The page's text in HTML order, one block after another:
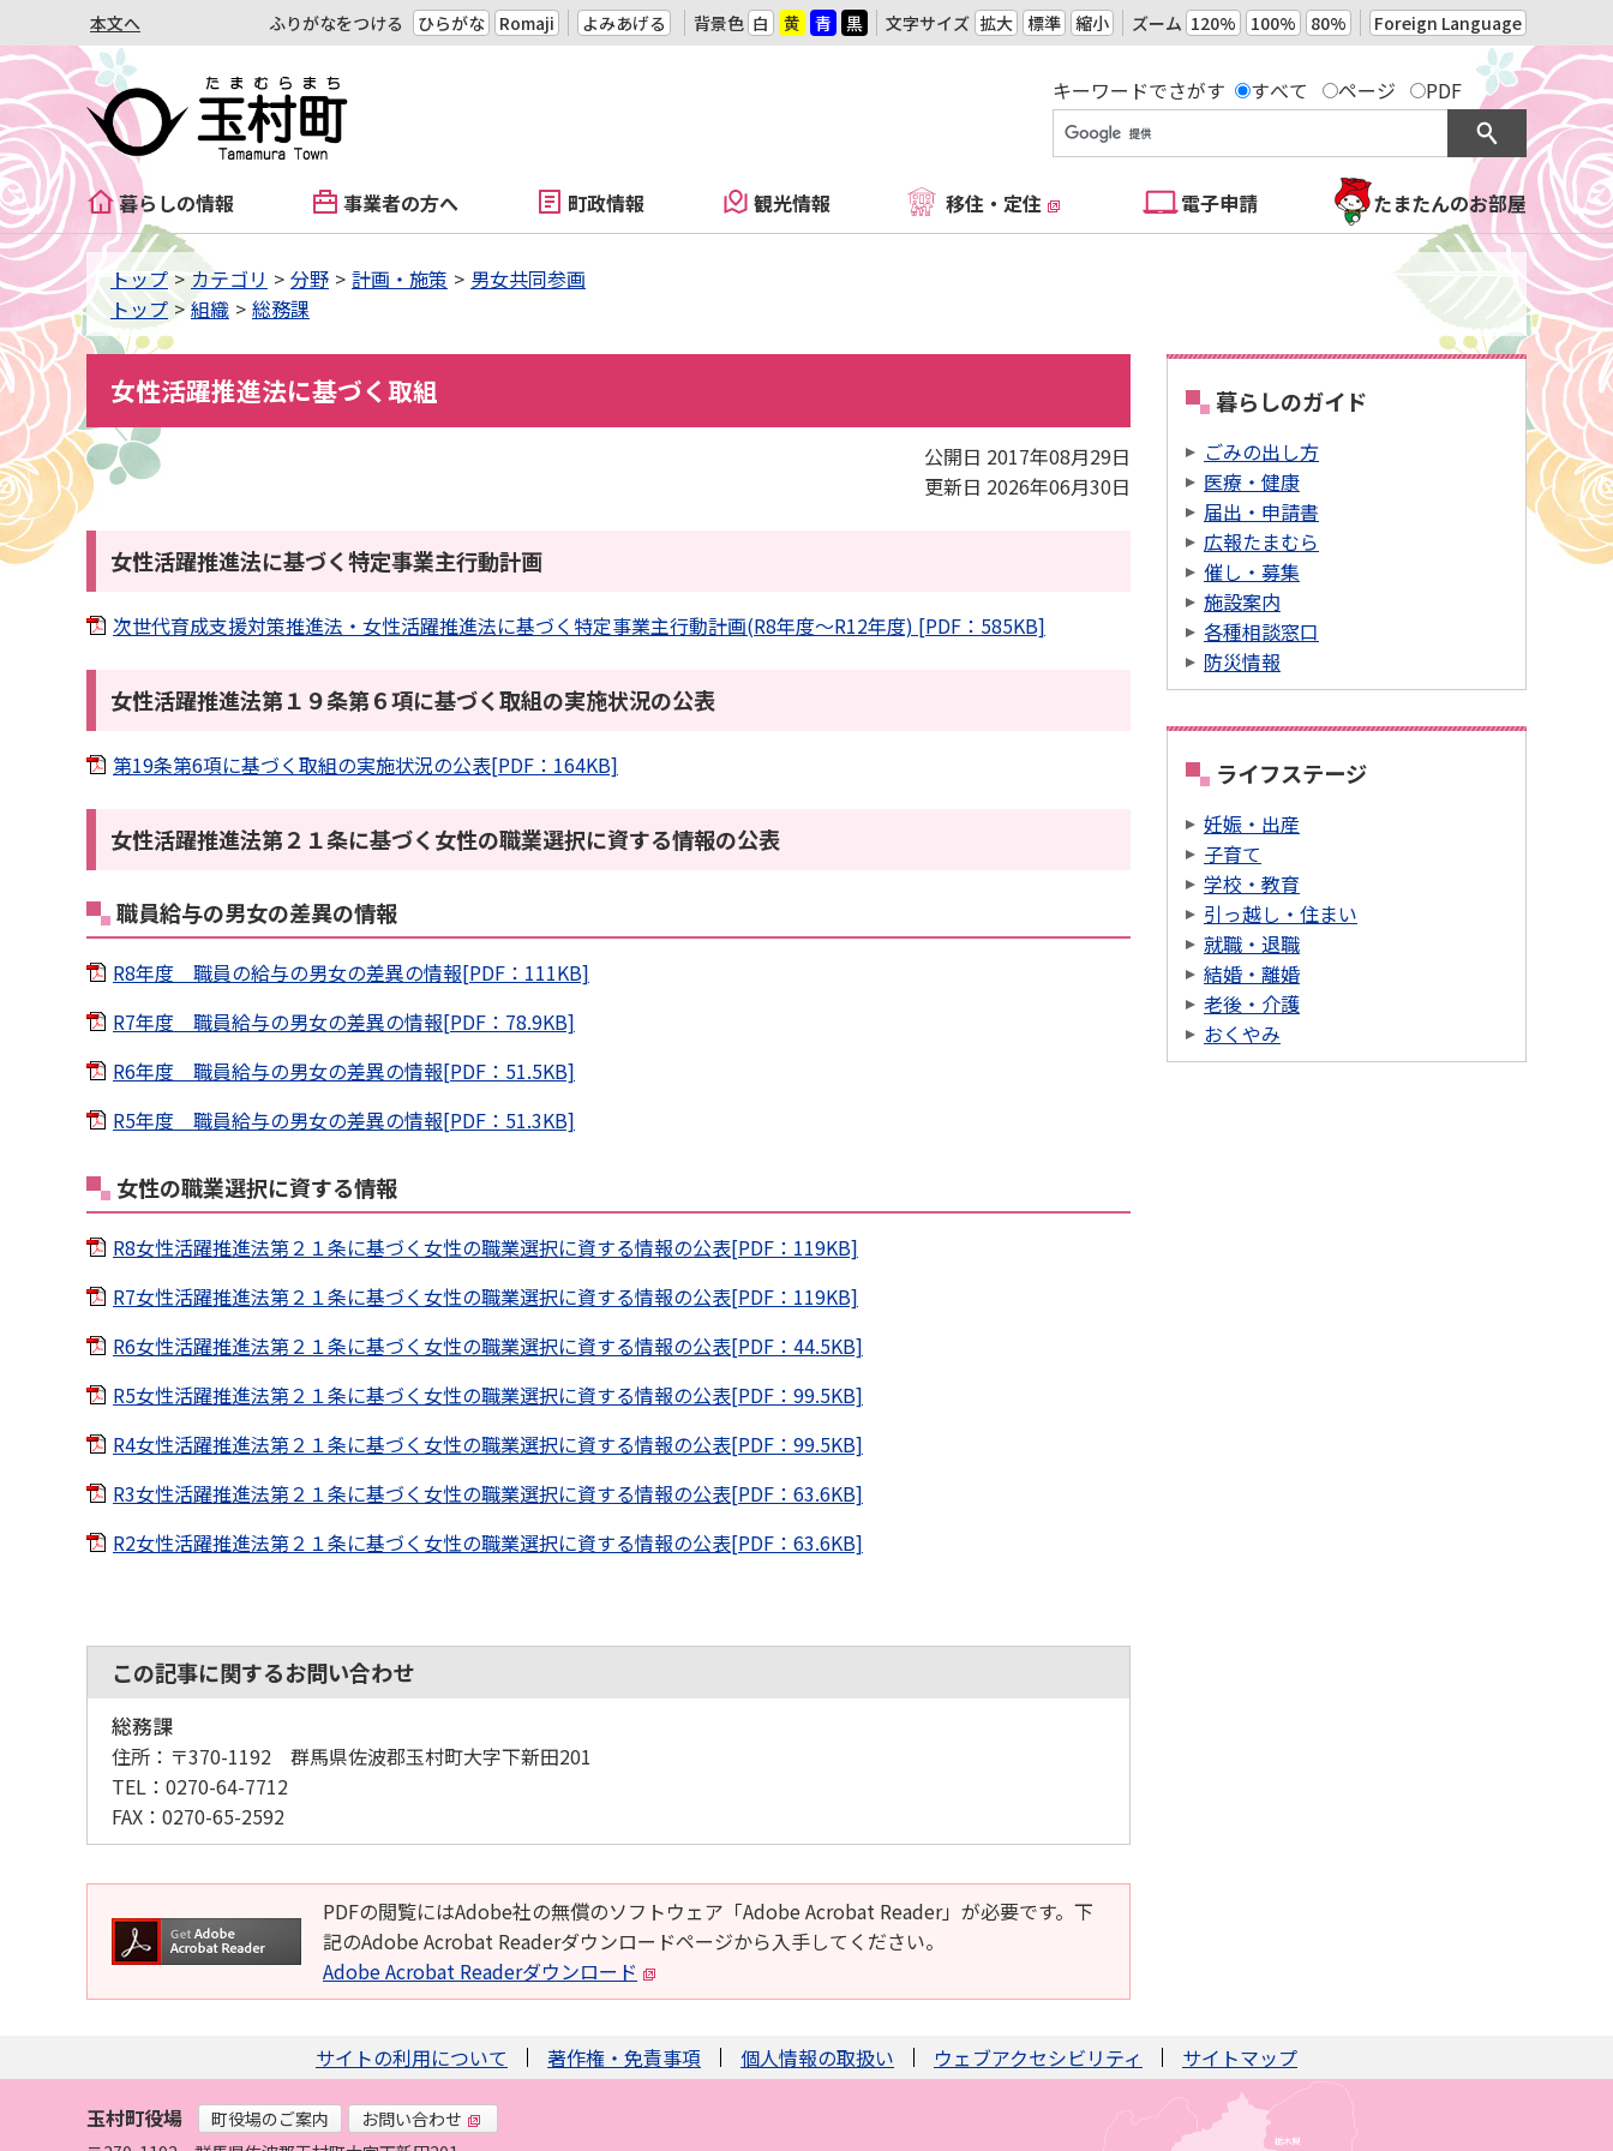
本文へ ふりがなをつける ひらがな Romaji よみあげる 背景色 白 黄 青 黒 文字サイズ 拡大 標準 縮小 ズーム 120% 100% 80% Foreign Language
キーワードでさがす すべて ページ PDF
暮らしの情報 事業者の方へ 町政情報 観光情報 移住・定住 電子申請 たまたんのお部屋
トップ カテゴリ 分野 計画・施策
男女共同参画
トップ
組織 総務課
女性活躍推進法に基づく取組
公開日 2017年08月29日
更新日 2026年06月30日
女性活躍推進法に基づく特定事業主行動計画
次世代育成支援対策推進法・女性活躍推進法に基づく特定事業主行動計画(R8年度～R12年度) [PDF：585KB]
女性活躍推進法第１９条第６項に基づく取組の実施状況の公表
第19条第6項に基づく取組の実施状況の公表[PDF：164KB]
女性活躍推進法第２１条に基づく女性の職業選択に資する情報の公表
職員給与の男女の差異の情報
R8年度 職員の給与の男女の差異の情報[PDF：111KB]
R7年度 職員給与の男女の差異の情報[PDF：78.9KB]
R6年度 職員給与の男女の差異の情報[PDF：51.5KB]
R5年度 職員給与の男女の差異の情報[PDF：51.3KB]
女性の職業選択に資する情報
R8女性活躍推進法第２１条に基づく女性の職業選択に資する情報の公表[PDF：119KB]
R7女性活躍推進法第２１条に基づく女性の職業選択に資する情報の公表[PDF：119KB]
R6女性活躍推進法第２１条に基づく女性の職業選択に資する情報の公表[PDF：44.5KB]
R5女性活躍推進法第２１条に基づく女性の職業選択に資する情報の公表[PDF：99.5KB]
R4女性活躍推進法第２１条に基づく女性の職業選択に資する情報の公表[PDF：99.5KB]
R3女性活躍推進法第２１条に基づく女性の職業選択に資する情報の公表[PDF：63.6KB]
R2女性活躍推進法第２１条に基づく女性の職業選択に資する情報の公表[PDF：63.6KB]
この記事に関するお問い合わせ
総務課
住所： 〒370-1192 群馬県佐波郡玉村町大字下新田201
TEL： 0270-64-7712
FAX： 0270-65-2592
PDFの閲覧にはAdobe社の無償のソフトウェア「Adobe Acrobat Reader」が必要です。下
記のAdobe Acrobat Readerダウンロードページから入手してください。
Adobe Acrobat Readerダウンロード
暮らしのガイド
ごみの出し方
医療・健康
届出・申請書
広報たまむら
催し・募集
施設案内
各種相談窓口
防災情報
ライフステージ
妊娠・出産
子育て
学校・教育
引っ越し・住まい
就職・退職
結婚・離婚
老後・介護
おくやみ
サイトの利用について 著作権・免責事項 個人情報の取扱い ウェブアクセシビリティ サイトマップ
玉村町役場 町役場のご案内
お問い合わせ